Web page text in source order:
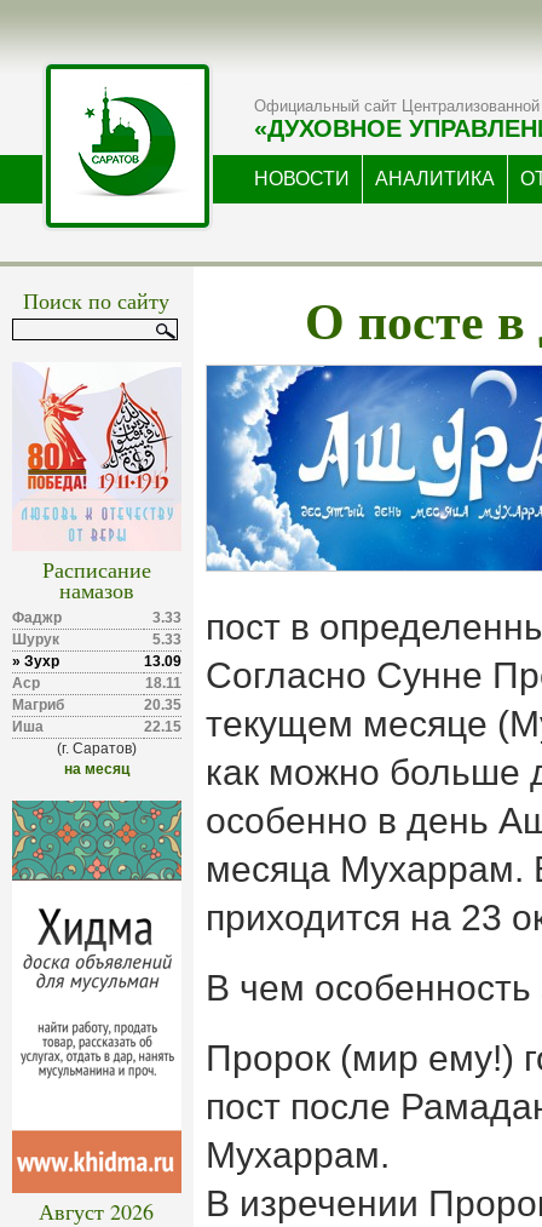
Официальный сайт Централизованной
«ДУХОВНОЕ
НОВОСТИ АНАЛИТИКА
Поиск по сайту
Расписание
намазов
Фаджр
3.33
Шурук
5.33
» Зухр
13.09
Аср
18.11
Магриб
20.35
Иша
22.15
(г. Саратов)
на месяц
Август 2026
О посте
пост в
Согласно Сунне
текущем месяце
как можно больше
особенно в день
месяца Мухаррам.
приходится на 23
В чем особенность
Пророк (мир ему!)
пост после
Мухаррам.
В изречении